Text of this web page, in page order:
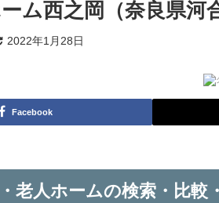
ム西之岡（奈良県河
2022年1月28日
Facebook
老人ホームの検索・比較